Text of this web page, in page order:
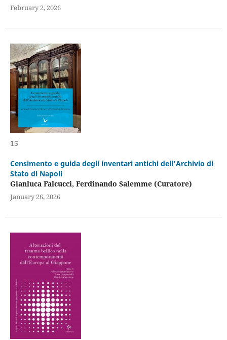
February 2, 2026
15
Censimento e guida degli inventari antichi dell’Archivio di
Stato di Napoli
Gianluca Falcucci, Ferdinando Salemme (Curatore)
January 26, 2026